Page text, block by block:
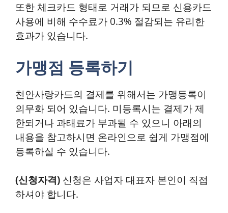
또한 체크카드 형태로 거래가 되므로 신용카드
사용에 비해 수수료가 0.3% 절감되는 유리한
효과가 있습니다.
가맹점 등록하기
천안사랑카드의 결제를 위해서는 가맹등록이
의무화 되어 있습니다. 미등록시는 결제가 제
한되거나 과태료가 부과될 수 있으니 아래의
내용을 참고하시면 온라인으로 쉽게 가맹점에
등록하실 수 있습니다.
(신청자격) 신청은 사업자 대표자 본인이 직접
하셔야 합니다.